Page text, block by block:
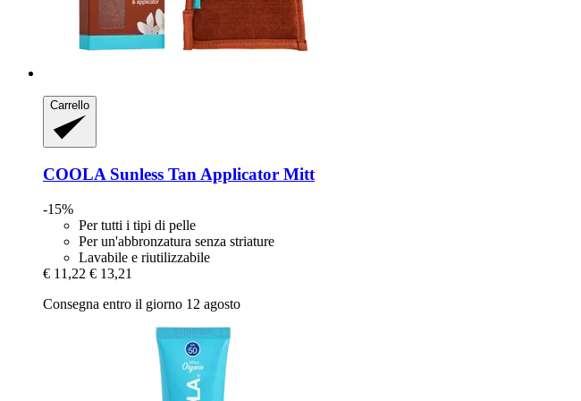
Carrello
COOLA Sunless Tan Applicator Mitt
-15%
Per tutti i tipi di pelle
Per un'abbronzatura senza striature
Lavabile e riutilizzabile
€ 11,22 € 13,21
Consegna entro il giorno 12 agosto